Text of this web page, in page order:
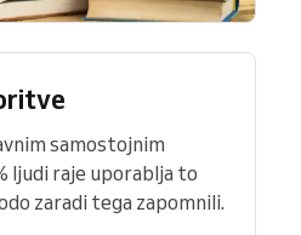
samostojnim
ljudi raje uporablja to
zaradi tega zapomnili.